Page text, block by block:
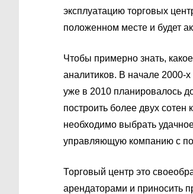
эксплуатацию торговых
положенном месте и будет
Чтобы примерно знать,
аналитиков. В начале 2000-
уже в 2010 планировалось
построить более двух сотен
необходимо выбрать
управляющую компанию с
Торговый центр это
арендаторами и приносить